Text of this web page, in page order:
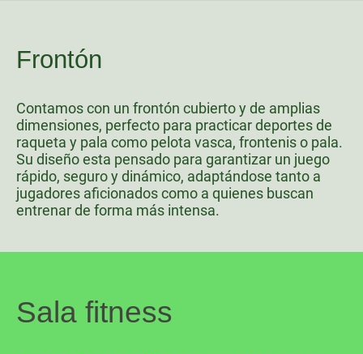
Frontón
Contamos con un frontón cubierto y de amplias
dimensiones, perfecto para practicar deportes de
raqueta y pala como pelota vasca, frontenis o pala.
Su diseño esta pensado para garantizar un juego
rápido, seguro y dinámico, adaptándose tanto a
jugadores aficionados como a quienes buscan
entrenar de forma más intensa.
Sala fitness